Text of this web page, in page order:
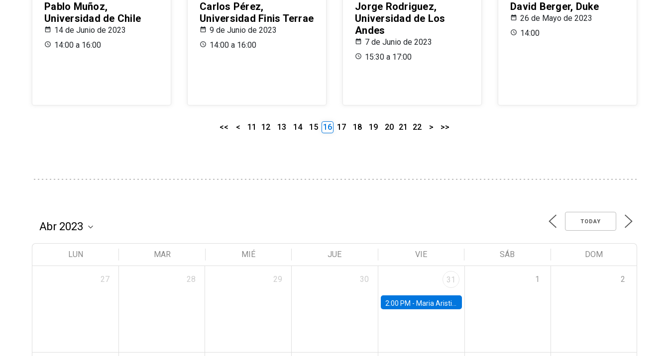
Pablo Muñoz,
Universidad de Chile
14 de Junio de 2023
14:00 a 16:00
Carlos Pérez,
Universidad Finis Terrae
9 de Junio de 2023
14:00 a 16:00
Jorge Rodriguez,
Universidad de Los
Andes
7 de Junio de 2023
15:30 a 17:00
David Berger, Duke
26 de Mayo de 2023
14:00
<< < 11 12 13 14 15 16 17 18 19 20 21 22 > >>
TODAY
LUN MAR MIÉ JUE VIE SÁB DOM
27 28 29 30 31
2:00 PM - Maria Aristizabal-Ramirez, FED Board
1 2